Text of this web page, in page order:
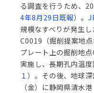
る調査を行うため、
4年8月29日既報）。
規模なすべりが発生
C0019（掘削提案地
プレート上の掘削地
実施し、長期孔内温
１）。その後、地球
（金）に静岡県清水